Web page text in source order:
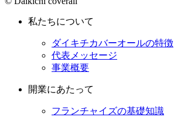
私たちについて
ダイキチカバーオールの特徴
代表メッセージ
事業概要
開業にあたって
フランチャイズの基礎知識